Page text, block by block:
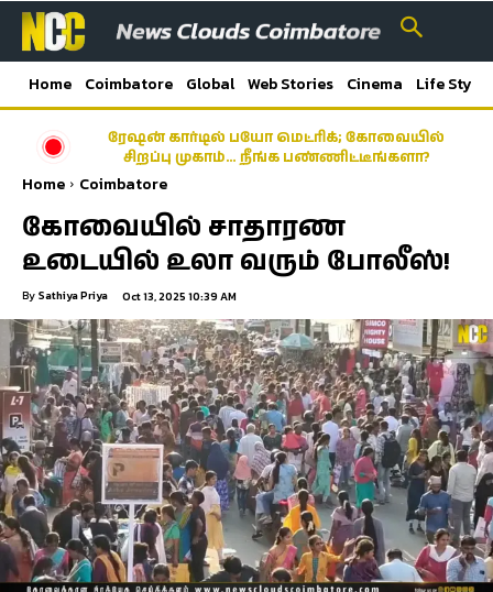
Home Coimbatore Global Web Stories Cinema Life Style
ரேஷன் கார்டில் பயோ மெட்ரிக்; கோவையில்
சிறப்பு முகாம்… நீங்க பண்ணிட்டீங்களா?
Home Coimbatore
கோவையில் சாதாரண
உடையில் உலா வரும் போலீஸ்!
By Sathiya Priya Oct 13, 2025 10:39 AM